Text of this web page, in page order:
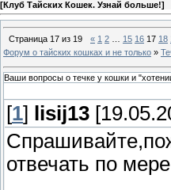
[Клуб Тайских Кошек. Узнай больше!]
Страница 17 из 19 « 1 2 15 16 17 18
Форум о тайских кошках и не только »
Ваши вопросы о течке у кошки и
[1] lisij13
отвечать по